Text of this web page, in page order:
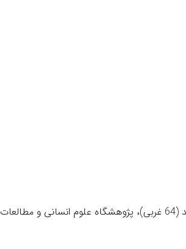
آدرس دبیرخانه همایش: تهران، بزرگراه کردستان، خیابان دکتر آیینه‌وند (64 غربی)،